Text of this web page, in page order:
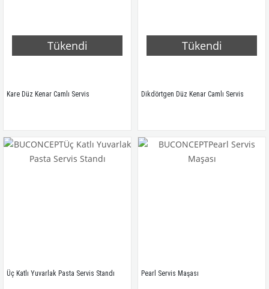
Tükendi
Kare Düz Kenar Camlı Servis
Tükendi
Dikdörtgen Düz Kenar Camlı Servis
Üç Katlı Yuvarlak Pasta Servis Standı Pearl Servis Maşası